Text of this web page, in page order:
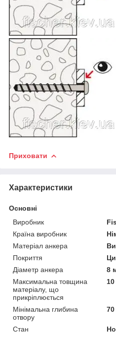
Приховати
Характеристики
Основні
Виробник
Країна виробник
Матеріал анкера
Покриття
Діаметр анкера
8
Максимальна товщина
матеріалу, що
прикріплюється
Мінімальна глибина
отвору
Стан